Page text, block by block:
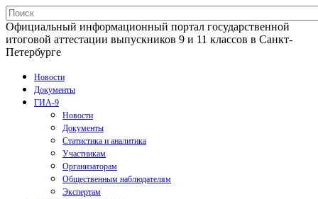
Официальный информационный портал государственной
итоговой аттестации выпускников 9 и 11 классов в Санкт-
Петербурге
Новости
Документы
ГИА-9
Новости
Документы
Статистика и аналитика
Участникам
Организаторам
Общественным наблюдателям
Экспертам